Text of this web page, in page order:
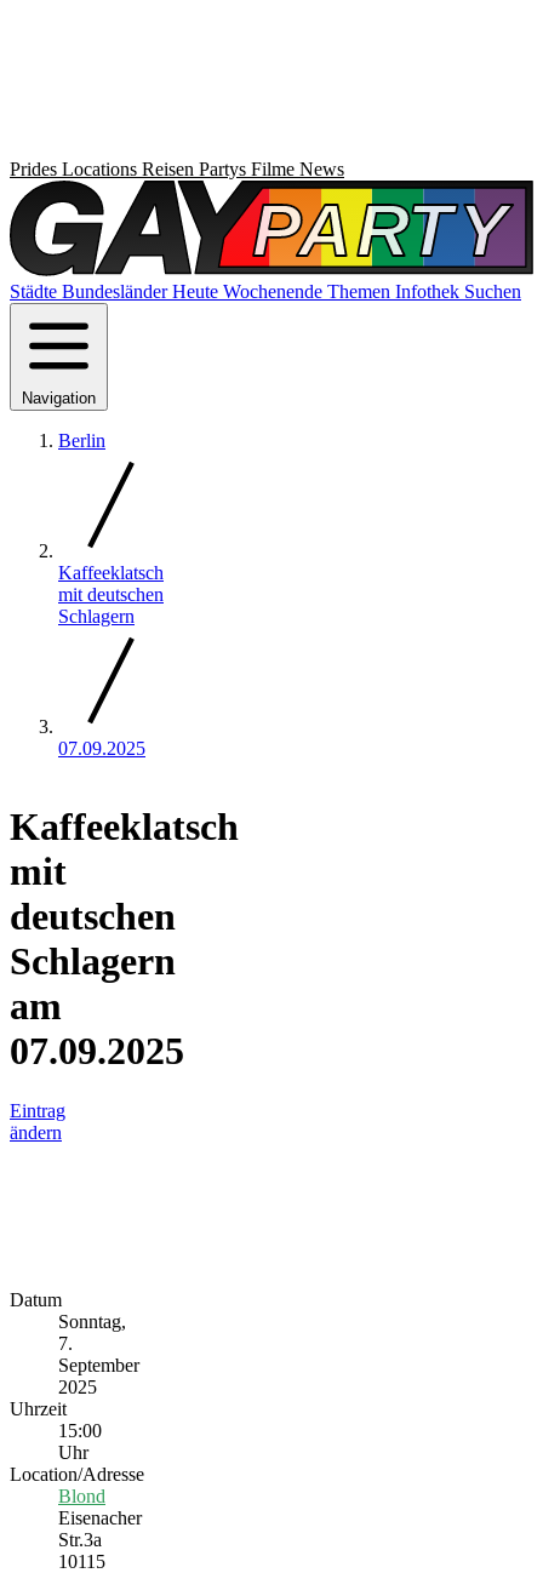
Prides Locations Reisen Partys Filme News
Städte BundesländerHeute Wochenende Themen Infothek Suchen
Navigation
Berlin
Kaffeeklatsch
mit deutschen
Schlagern
07.09.2025
Kaffeeklatsch
mit
deutschen
Schlagern
am
07.09.2025
Eintrag
ändern
Datum
Sonntag,
7.
September
2025
Uhrzeit
15:00
Uhr
Location/Adresse
Blond
Eisenacher
Str.3a
10115